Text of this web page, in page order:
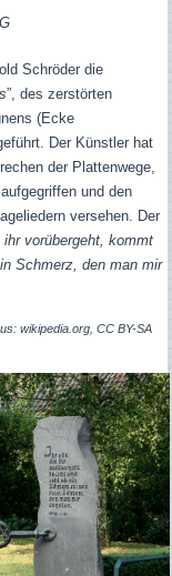
Schröder die
”, des zerstörten
(Ecke
Der Künstler hat
der Plattenwege,
und den
versehen. Der
vorübergeht, kommt
Schmerz, den man mir
wikipedia.org, CC BY-SA